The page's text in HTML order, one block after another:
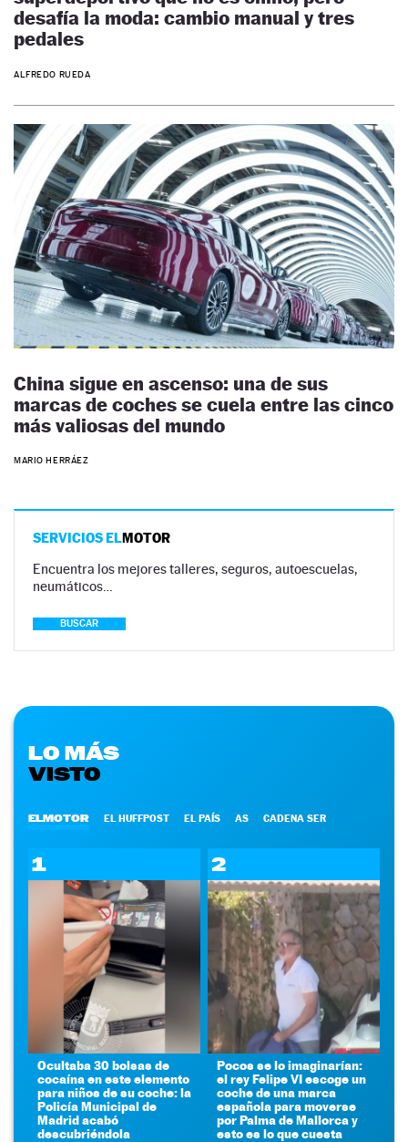
desafía la moda: cambio manual y tres
pedales
ALFREDO RUEDA
China sigue en ascenso: una de sus
marcas de coches se cuela entre las cinco
más valiosas del mundo
MARIO HERRÁEZ
SERVICIOS ELMOTOR
Encuentra los mejores talleres, seguros, autoescuelas,
neumáticos…
BUSCAR
LO MÁS
VISTO
ELMOTOR EL HUFFPOST EL PAÍS AS CADENA SER
1
Ocultaba 30 bolsas de
cocaína en este elemento
para niños de su coche: la
Policía Municipal de
Madrid acabó
descubriéndola
2
Pocos se lo imaginarían:
el rey Felipe VI escoge un
coche de una marca
española para moverse
por Palma de Mallorca y
esto es lo que cuesta